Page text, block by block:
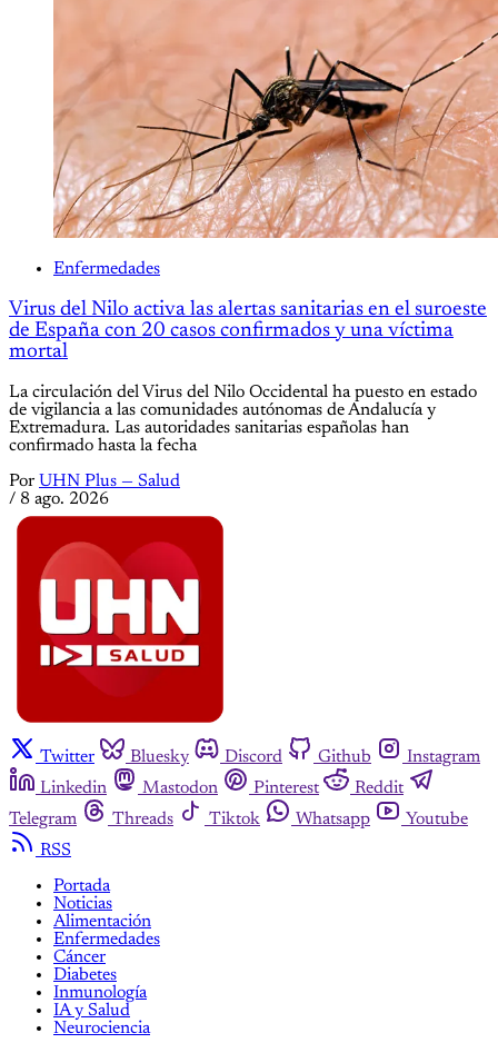
Enfermedades
Virus del Nilo activa las alertas sanitarias en el suroeste
de España con 20 casos confirmados y una víctima
mortal
La circulación del Virus del Nilo Occidental ha puesto en estado
de vigilancia a las comunidades autónomas de Andalucía y
Extremadura. Las autoridades sanitarias españolas han
confirmado hasta la fecha
Por UHN Plus — Salud
/ 8 ago. 2026
Twitter Bluesky Discord Github
Instagram
Linkedin
Mastodon Pinterest
Reddit
Telegram
Threads Tiktok Whatsapp
Youtube
RSS
Portada
Noticias
Alimentación
Enfermedades
Cáncer
Diabetes
Inmunología
IA y Salud
Neurociencia